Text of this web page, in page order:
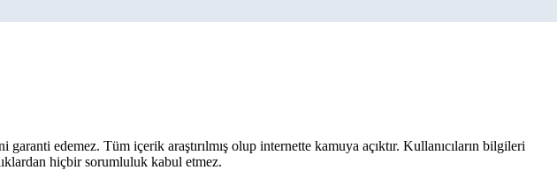
edemez. Tüm içerik araştırılmış olup internette kamuya açıktır. Kullanıcıların bilgileri
hiçbir sorumluluk kabul etmez.